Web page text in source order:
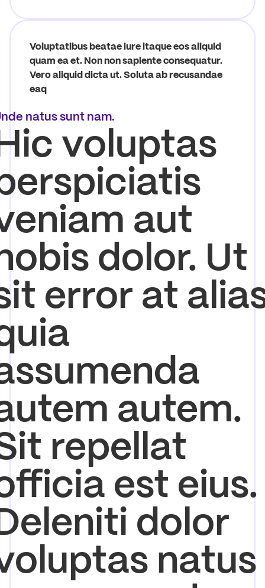
Voluptatibus beatae iure itaque eos aliquid
quam ea et. Non non sapiente consequatur.
Vero aliquid dicta ut. Soluta ab recusandae
eaq
natus sunt nam.
voluptas
aut
dolor. Ut
error at
autem.
repellat
est eius.
dolor
natus